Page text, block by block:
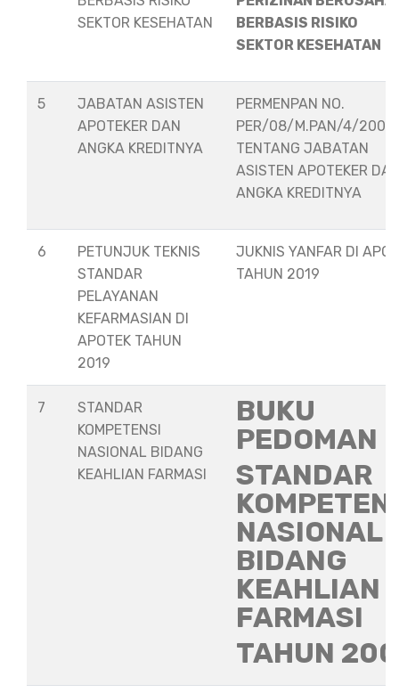
SEKTOR KESEHATAN
BERBASIS RISIKO
SEKTOR KESEHATAN
5
JABATAN ASISTEN
APOTEKER DAN
ANGKA KREDITNYA
PERMENPAN NO.
PER/08/M.PAN/4/2008
TENTANG JABATAN
ASISTEN APOTEKER
ANGKA KREDITNYA
6
PETUNJUK TEKNIS
STANDAR
PELAYANAN
KEFARMASIAN DI
APOTEK TAHUN
2019
JUKNIS YANFAR DI
TAHUN 2019
7
STANDAR
KOMPETENSI
NASIONAL BIDANG
KEAHLIAN FARMASI
BUKU
PEDOMAN
STANDAR
NASIONAL
BIDANG
KEAHLIAN
FARMASI
TAHUN